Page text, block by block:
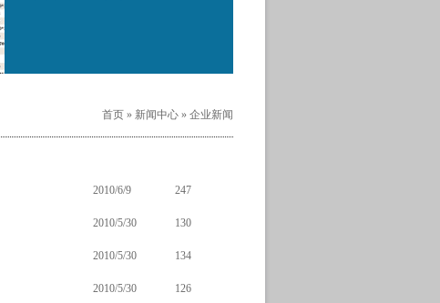
首页 » 新闻中心 » 企业新闻
2010/6/9 247
2010/5/30 130
2010/5/30 134
2010/5/30 126